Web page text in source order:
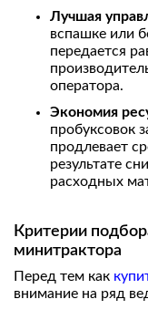
Лучшая
вспашке или
передается
оператора.
Экономия
пробуксовок
продлевает
результате
расходных
Критерии
минитрактора
Перед тем как
внимание на ряд